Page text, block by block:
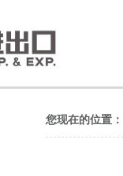
您现在的位置：